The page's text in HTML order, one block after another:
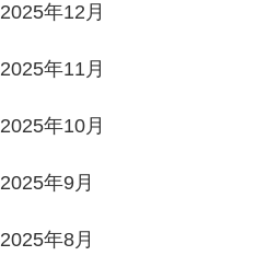
2025年12月
2025年11月
2025年10月
2025年9月
2025年8月